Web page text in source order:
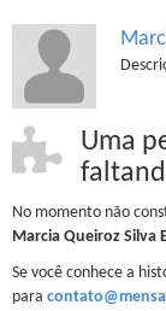
Uma
No momento não
Marcia Queiroz Silva
Se você conhece a
para